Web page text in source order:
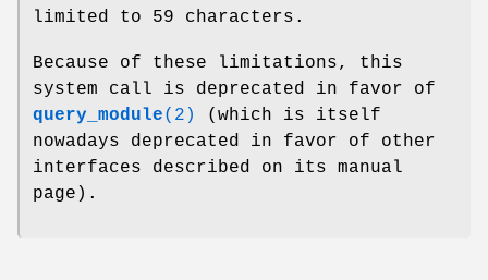
limited to 59 characters.
Because of these limitations, this
system call is deprecated in favor of
query_module(2)
(which is itself
nowadays deprecated in favor of other
interfaces described on its manual
page).